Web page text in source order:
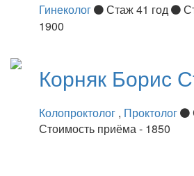
Гинеколог Стаж 41 год
1900
Корняк Борис
Колопроктолог , Проктолог
Стоимость приёма - 1850